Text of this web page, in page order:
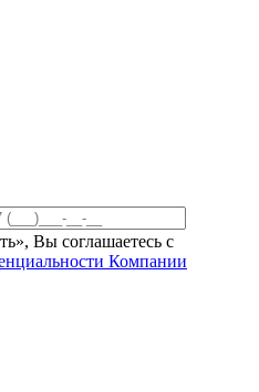
Вы соглашаетесь c
Компании